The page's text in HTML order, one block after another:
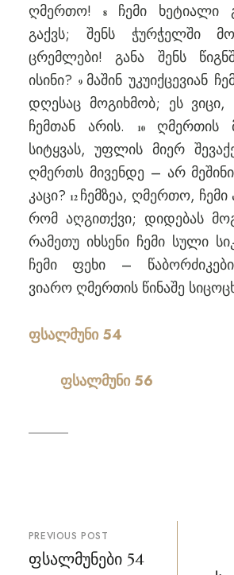
ღმერთო!8
ჩემი ხეტიალი
გაქვს; შენს ჭურჭელში
ცრემლები! განა შენს
ისინი?
9 მაშინ უკუიქცევიან
დღესაც მოგიხმობ; ეს
ჩემთან არის.
10 ღმერთის
სიტყვას, უფლის მიერ
ღმერთს მივენდე – არ
კაცი? 12 ჩემზეა, ღმერთო, ჩემი
რომ აღგითქვი; დიდებას
რამეთუ იხსენი ჩემი სული
ჩემი ფეხი –
ვიარო ღმერთის წინაშე
ფსალმუნი 54
ფსალმუნი 56
პოსტის
ნავიგაცია
PREVIOUS POST
ფსალმუნები 54